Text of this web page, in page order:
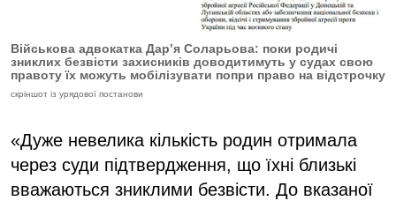
Військова адвокатка Дар’я Соларьова: поки родичі
зниклих безвісти захисників доводитимуть у судах свою
правоту їх можуть мобілізувати попри право на відстрочку
скріншот із урядової постанови
«Дуже невелика кількість родин отримала
через суди підтвердження, що їхні близькі
вважаються зниклими безвісти. До вказаної